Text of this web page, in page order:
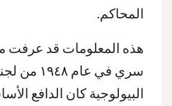
المحاكم.
هذه المعلومات قد عرفت
سري في
البيولوجية كان الدافع